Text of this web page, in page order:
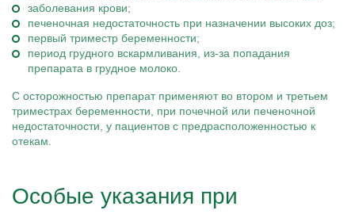
заболевания крови;
печеночная недостаточность при назначении высоких доз;
первый триместр беременности;
период грудного вскармливания, из-за попадания
препарата в грудное молоко.
С осторожностью препарат применяют во втором и третьем
триместрах беременности, при почечной или печеночной
недостаточности, у пациентов с предрасположенностью к
отекам.
Особые указания при